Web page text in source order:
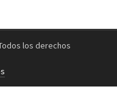
los derechos